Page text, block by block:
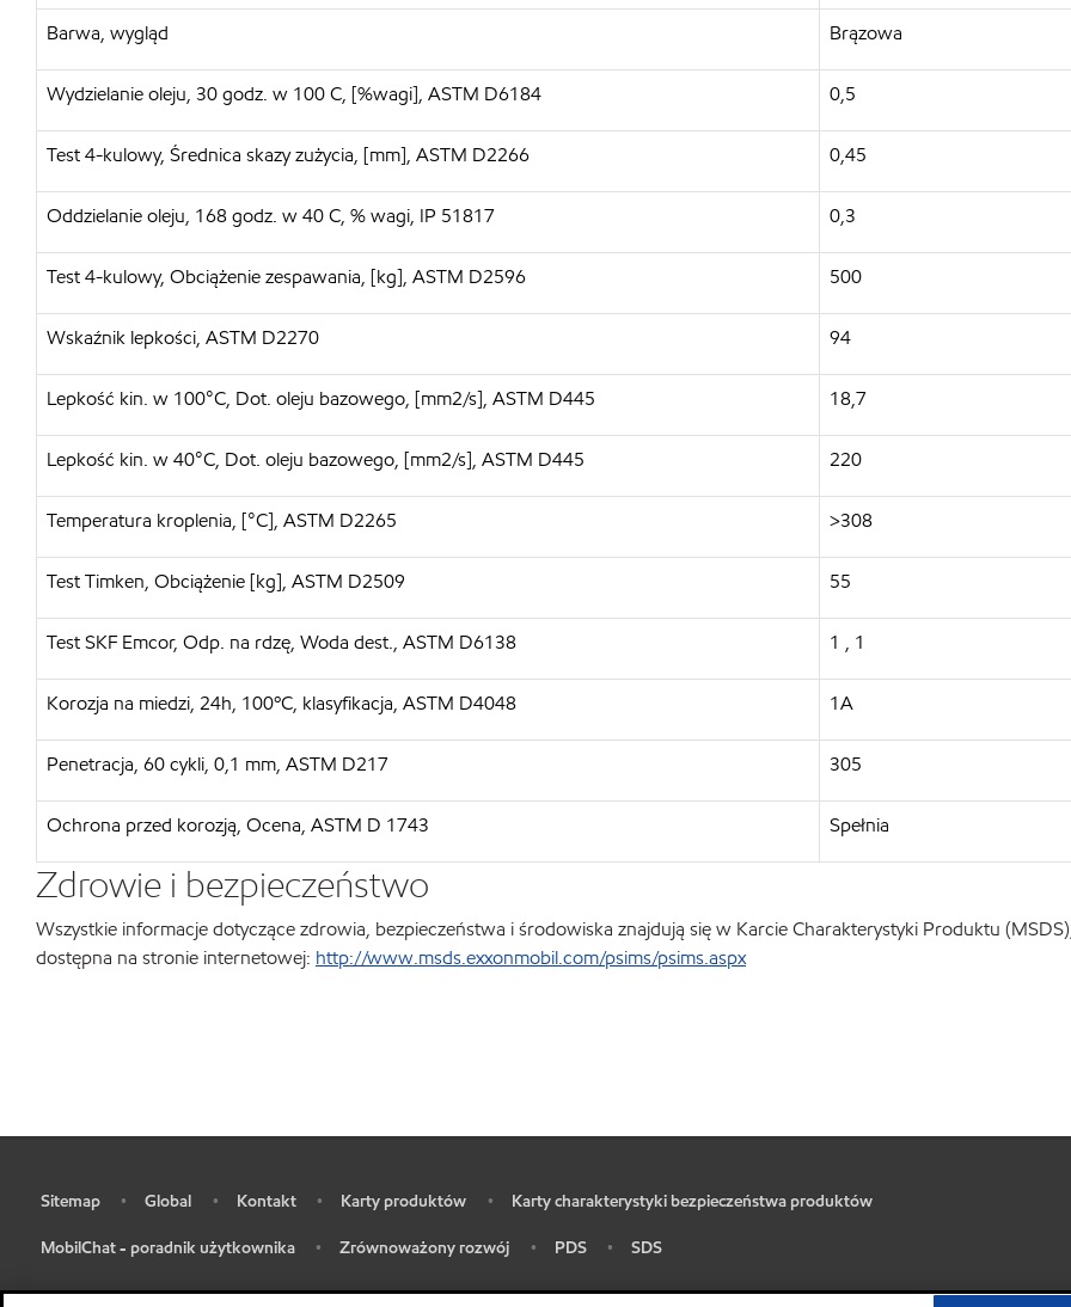
Barwa, wygląd Brązowa
Wydzielanie oleju, 30 godz. w 100 C, [%wagi], ASTM D6184 0,5
Test 4-kulowy, Średnica skazy zużycia, [mm], ASTM D2266 0,45
Oddzielanie oleju, 168 godz. w 40 C, % wagi, IP 51817 0,3
Test 4-kulowy, Obciążenie zespawania, [kg], ASTM D2596 500
Wskaźnik lepkości, ASTM D2270 94
Lepkość kin. w 100°C, Dot. oleju bazowego, [mm2/s], ASTM D445 18,7
Lepkość kin. w 40°C, Dot. oleju bazowego, [mm2/s], ASTM D445 220
Temperatura kroplenia, [°C], ASTM D2265 >308
Test Timken, Obciążenie [kg], ASTM D2509 55
Test SKF Emcor, Odp. na rdzę, Woda dest., ASTM D6138 1 , 1
Korozja na miedzi, 24h, 100ºC, klasyfikacja, ASTM D4048 1A
Penetracja, 60 cykli, 0,1 mm, ASTM D217 305
Ochrona przed korozją, Ocena, ASTM D 1743 Spełnia
Zdrowie i bezpieczeństwo
Wszystkie informacje dotyczące zdrowia, bezpieczeństwa i środowiska znajdują się w Karcie Charakterystyki Produktu
dostępna na stronie internetowej: http://www.msds.exxonmobil.com/psims/psims.aspx
Sitemap • Global • Kontakt • Karty produktów • Karty charakterystyki bezpieczeństwa produktów
MobilChat - poradnik użytkownika • Zrównoważony rozwój • PDS • SDS